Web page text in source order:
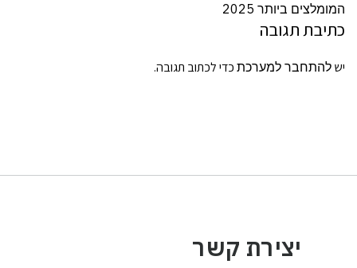
המומלצים ביותר 2025
כתיבת תגובה
יש להתחבר למערכת כדי לכתוב תגובה.
יצירת קשר